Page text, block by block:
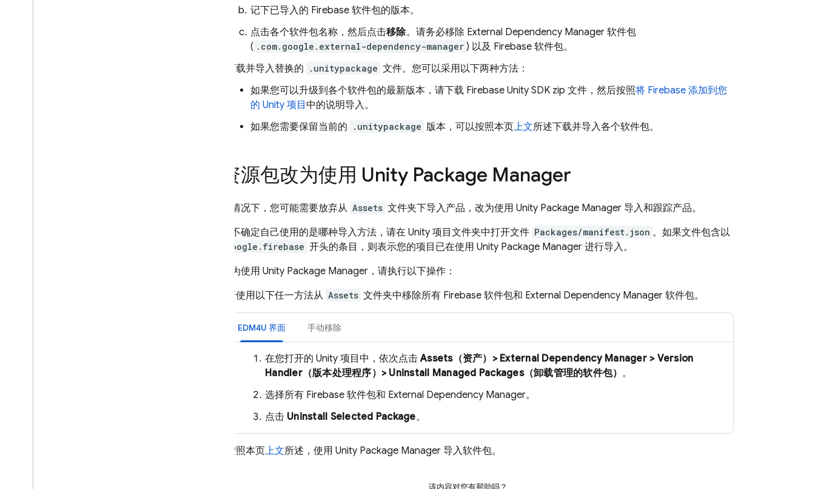
记下已导入的 Firebase 软件包的版本。
点击各个软件包名称，然后点击移除。请务必移除 External Dependency Manager 软件包
( .com.google.external-dependency-manager ) 以及 Firebase 软件包。
下载并导入替换的
.unitypackage 文件。您可以采用以下两种方法：
如果您可以升级到各个软件包的最新版本，请下载 Firebase Unity SDK zip 文件，然后按照将 Firebase 添加到您
的 Unity 项目 中的说明导入。
如果您需要保留当前的
.unitypackage 版本，可以按照本页上文所述下载并导入各个软件包。
从资源包改为使用 Unity Package Manager
在某些情况下，您可能需要放弃从 Assets 文件夹下导入产品，改为使用 Unity Package Manager 导入和跟踪产品。
如果您不确定自己使用的是哪种导入方法，请在 Unity 项目文件夹中打开文件 Packages/manifest.json 。如果文件包含以
com.google.firebase 开头的条目，则表示您的项目已在使用 Unity Package Manager 进行导入。
如需改为使用 Unity Package Manager，请执行以下操作：
请使用以下任一方法从 Assets 文件夹中移除所有 Firebase 软件包和 External Dependency Manager 软件包。
EDM4U 界面 手动移除
在您打开的 Unity 项目中，依次点击Assets（资产）> External Dependency Manager > Version
Handler（版本处理程序）> Uninstall Managed Packages（卸载管理的软件包） 。
选择所有 Firebase 软件包和 External Dependency Manager。
点击 Uninstall Selected Package。
按照本页上文所述，使用 Unity Package Manager 导入软件包。
该内容对您有帮助吗？